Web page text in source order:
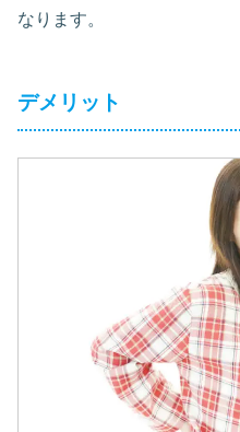
なります。
デメリット